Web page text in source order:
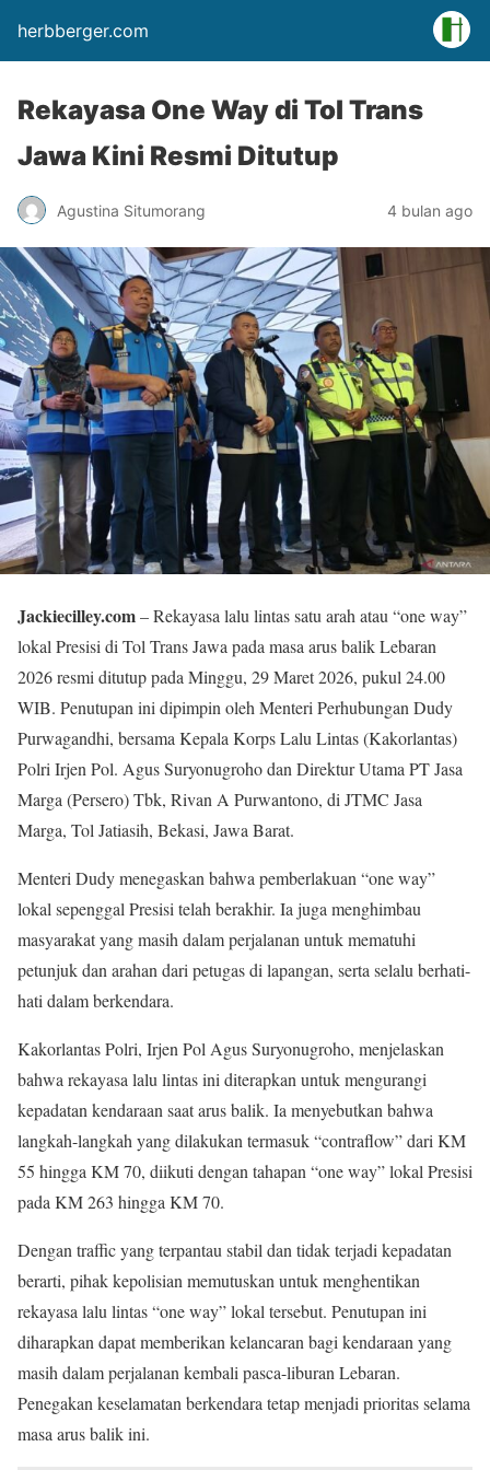
herbberger.com
Rekayasa One Way di Tol Trans
Jawa Kini Resmi Ditutup
Agustina Situmorang 4 bulan ago
Jackiecilley.com– Rekayasa lalu lintas satu arah atau “one way”
lokal Presisi di Tol Trans Jawa pada masa arus balik Lebaran
2026 resmi ditutup pada Minggu, 29 Maret 2026, pukul 24.00
WIB. Penutupan ini dipimpin oleh Menteri Perhubungan Dudy
Purwagandhi, bersama Kepala Korps Lalu Lintas (Kakorlantas)
Polri Irjen Pol. Agus Suryonugroho dan Direktur Utama PT Jasa
Marga (Persero) Tbk, Rivan A Purwantono, di JTMC Jasa
Marga, Tol Jatiasih, Bekasi, Jawa Barat.
Menteri Dudy menegaskan bahwa pemberlakuan “one way”
lokal sepenggal Presisi telah berakhir. Ia juga menghimbau
masyarakat yang masih dalam perjalanan untuk mematuhi
petunjuk dan arahan dari petugas di lapangan, serta selalu berhati-
hati dalam berkendara.
Kakorlantas Polri, Irjen Pol Agus Suryonugroho, menjelaskan
bahwa rekayasa lalu lintas ini diterapkan untuk mengurangi
kepadatan kendaraan saat arus balik. Ia menyebutkan bahwa
langkah-langkah yang dilakukan termasuk “contraflow” dari KM
55 hingga KM 70, diikuti dengan tahapan “one way” lokal Presisi
pada KM 263 hingga KM 70.
Dengan traffic yang terpantau stabil dan tidak terjadi kepadatan
berarti, pihak kepolisian memutuskan untuk menghentikan
rekayasa lalu lintas “one way” lokal tersebut. Penutupan ini
diharapkan dapat memberikan kelancaran bagi kendaraan yang
masih dalam perjalanan kembali pasca-liburan Lebaran.
Penegakan keselamatan berkendara tetap menjadi prioritas selama
masa arus balik ini.